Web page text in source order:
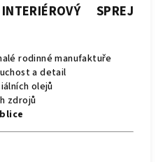
SPREJ
rodinné manufaktuře
a detail
olejů
zdrojů